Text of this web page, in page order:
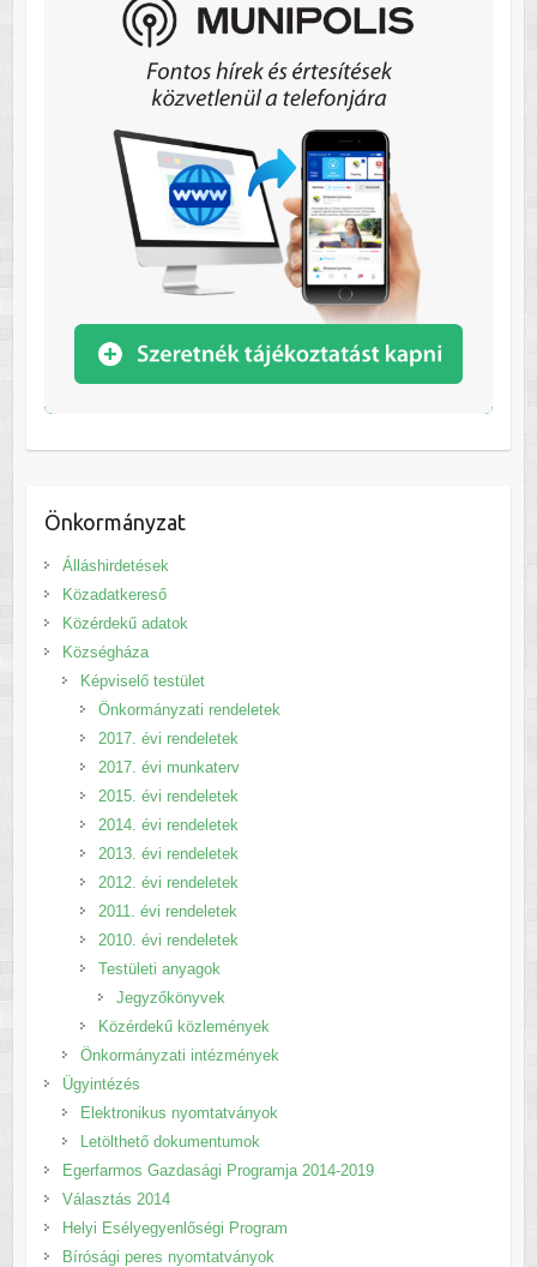
Önkormányzat
Álláshirdetések
Közadatkereső
Közérdekű adatok
Községháza
Képviselő testület
Önkormányzati rendeletek
2017. évi rendeletek
2017. évi munkaterv
2015. évi rendeletek
2014. évi rendeletek
2013. évi rendeletek
2012. évi rendeletek
2011. évi rendeletek
2010. évi rendeletek
Testületi anyagok
Jegyzőkönyvek
Közérdekű közlemények
Önkormányzati intézmények
Ügyintézés
Elektronikus nyomtatványok
Letölthető dokumentumok
Egerfarmos Gazdasági Programja 2014-2019
Választás 2014
Helyi Esélyegyenlőségi Program
Bírósági peres nyomtatványok